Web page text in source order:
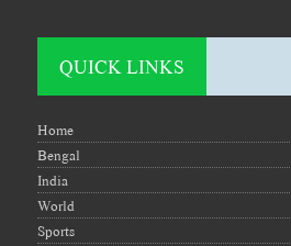
QUICK LINKS
Home
Bengal
India
World
Sports